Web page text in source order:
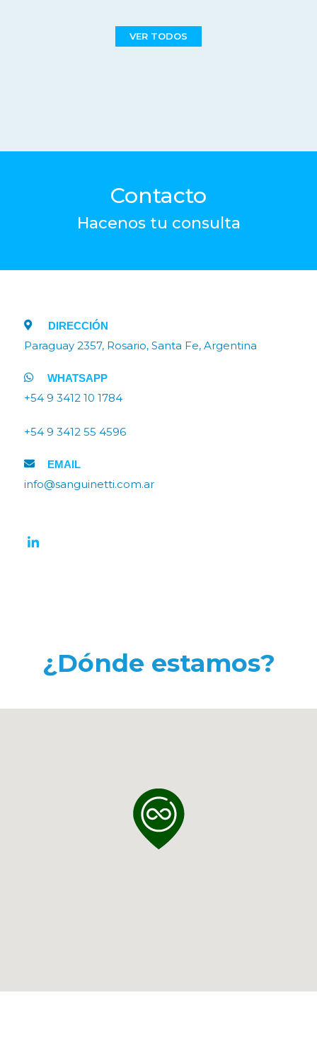
VER TODOS
Contacto
Hacenos tu consulta
DIRECCIÓN
Paraguay 2357, Rosario, Santa Fe, Argentina
WHATSAPP
+54 9 3412 10 1784
+54 9 3412 55 4596
EMAIL
info@sanguinetti.com.ar
¿Dónde estamos?